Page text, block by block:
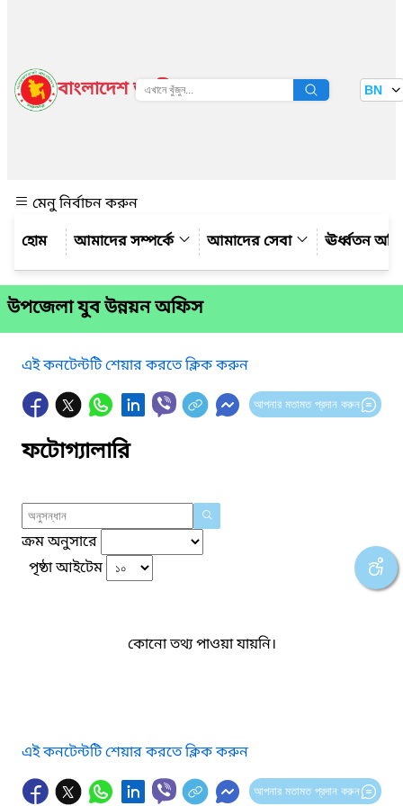
বাংলাদেশ জাতীয় তথ্য বাতায়ন BN
মেনু নির্বাচন করুন
আমাদের সম্পর্কে
আমাদের সেবা ঊর্ধ্বতন
উপজেলা যুব উন্নয়ন অফিস
এই কনটেন্টটি শেয়ার করতে ক্লিক করুন
আপনার মতামত প্রদান করুন
ফটোগ্যালারি
ক্রম অনুসারে
পৃষ্ঠা আইটেম
কোনো তথ্য পাওয়া যায়নি।
এই কনটেন্টটি শেয়ার করতে ক্লিক করুন
আপনার মতামত প্রদান করুন